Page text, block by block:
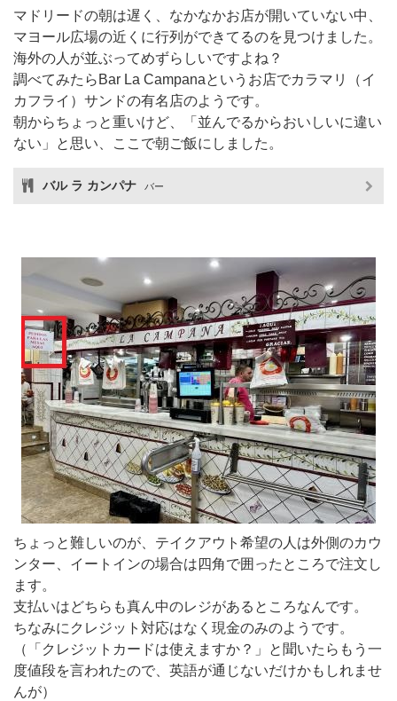
マドリードの朝は遅く、なかなかお店が開いていない中、
マヨール広場の近くに行列ができてるのを見つけました。
海外の人が並ぶってめずらしいですよね？
調べてみたらBar La Campanaというお店でカラマリ（イ
カフライ）サンドの有名店のようです。
朝からちょっと重いけど、「並んでるからおいしいに違い
ない」と思い、ここで朝ご飯にしました。
バル ラ カンパナ バー
ちょっと難しいのが、テイクアウト希望の人は外側のカウ
ンター、イートインの場合は四角で囲ったところで注文し
ます。
支払いはどちらも真ん中のレジがあるところなんです。
ちなみにクレジット対応はなく現金のみのようです。
（「クレジットカードは使えますか？」と聞いたらもう一
度値段を言われたので、英語が通じないだけかもしれませ
んが）